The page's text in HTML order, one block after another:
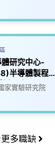
研究中心-
半導體製程工
光罩組
家實驗研究院
多職缺